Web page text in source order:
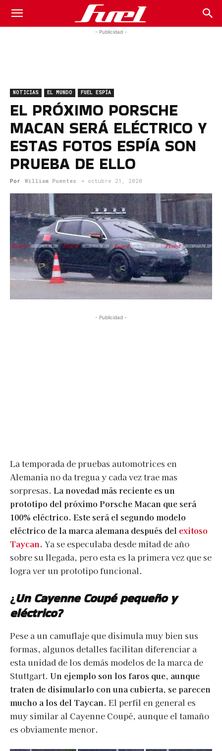
Fuel
Magazine
- Publicidad -
NOTICIAS EL MUNDO FUEL ESPÍA
EL PRÓXIMO PORSCHE
MACAN SERÁ ELÉCTRICO Y
ESTAS FOTOS ESPÍA SON
PRUEBA DE ELLO
Por William Puentes - octubre 21, 2020
- Publicidad -
La temporada de pruebas automotrices en
Alemania no da tregua y cada vez trae mas
sorpresas. La novedad más reciente es un
prototipo del próximo Porsche Macan que será
100% eléctrico. Este será el segundo modelo
eléctrico de la marca alemana después del exitoso
Taycan. Ya se especulaba desde mitad de año
sobre su llegada, pero esta es la primera vez que se
logra ver un prototipo funcional.
¿Un Cayenne Coupé pequeño y
eléctrico?
Pese a un camuflaje que disimula muy bien sus
formas, algunos detalles facilitan diferenciar a
esta unidad de los demás modelos de la marca de
Stuttgart. Un ejemplo son los faros que, aunque
traten de disimularlo con una cubierta, se parecen
mucho a los del Taycan. El perfil en general es
muy similar al Cayenne Coupé, aunque el tamaño
es obviamente menor.